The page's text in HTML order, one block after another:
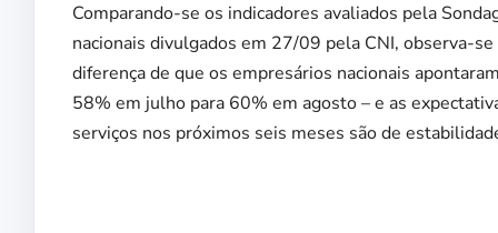
Comparando-se os indicadores avaliados pela
nacionais divulgados em 27/09 pela CNI, observa-
diferença de que os empresários nacionais
58% em julho para 60% em agosto – e as
serviços nos próximos seis meses são de